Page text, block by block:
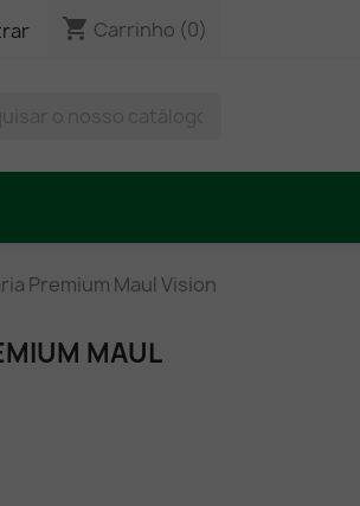
shopping_cart Carrinho (0)
Premium Maul Vision
MAUL